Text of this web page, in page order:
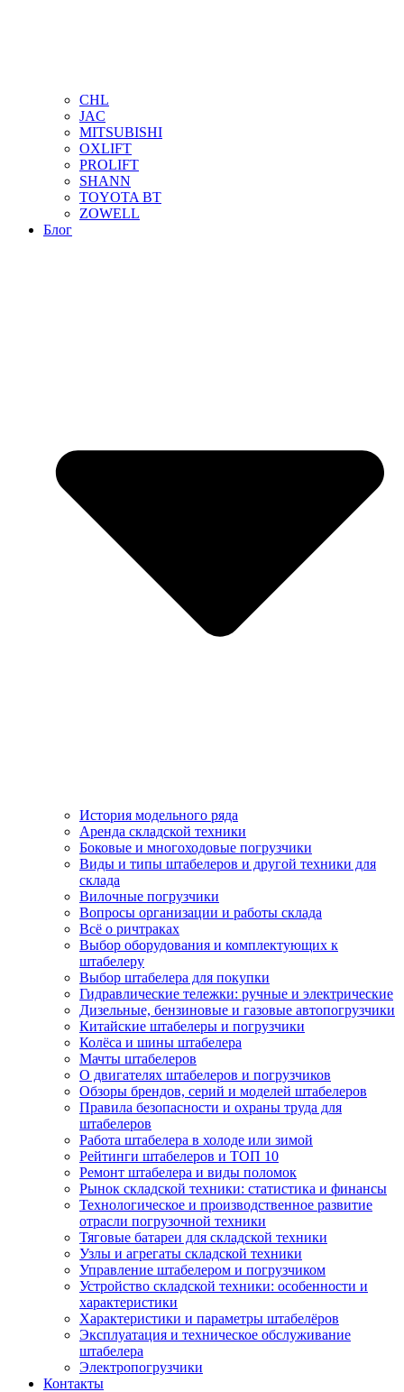
CHL
JAC
MITSUBISHI
OXLIFT
PROLIFT
SHANN
TOYOTA BT
ZOWELL
Блог
История модельного ряда
Аренда складской техники
Боковые и многоходовые погрузчики
Виды и типы штабелеров и другой техники для
склада
Вилочные погрузчики
Вопросы организации и работы склада
Всё о ричтраках
Выбор оборудования и комплектующих к
штабелеру
Выбор штабелера для покупки
Гидравлические тележки: ручные и электрические
Дизельные, бензиновые и газовые автопогрузчики
Китайские штабелеры и погрузчики
Колёса и шины штабелера
Мачты штабелеров
О двигателях штабелеров и погрузчиков
Обзоры брендов, серий и моделей штабелеров
Правила безопасности и охраны труда для
штабелеров
Работа штабелера в холоде или зимой
Рейтинги штабелеров и ТОП 10
Ремонт штабелера и виды поломок
Рынок складской техники: статистика и финансы
Технологическое и производственное развитие
отрасли погрузочной техники
Тяговые батареи для складской техники
Узлы и агрегаты складской техники
Управление штабелером и погрузчиком
Устройство складской техники: особенности и
характеристики
Характеристики и параметры штабелёров
Эксплуатация и техническое обслуживание
штабелера
Электропогрузчики
Контакты